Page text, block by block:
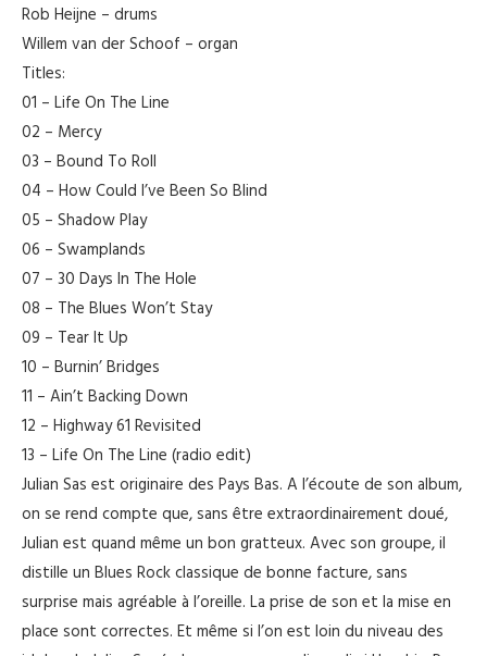
Rob Heijne – drums
Willem van der Schoof – organ
Titles:
01 – Life On The Line
02 – Mercy
03 – Bound To Roll
04 – How Could I’ve Been So Blind
05 – Shadow Play
06 – Swamplands
07 – 30 Days In The Hole
08 – The Blues Won’t Stay
09 – Tear It Up
10 – Burnin’ Bridges
11 – Ain’t Backing Down
12 – Highway 61 Revisited
13 – Life On The Line (radio edit)
Julian Sas est originaire des Pays Bas. A l’écoute de son album,
on se rend compte que, sans être extraordinairement doué,
Julian est quand même un bon gratteux. Avec son groupe, il
distille un Blues Rock classique de bonne facture, sans
surprise mais agréable à l’oreille. La prise de son et la mise en
place sont correctes. Et même si l’on est loin du niveau des